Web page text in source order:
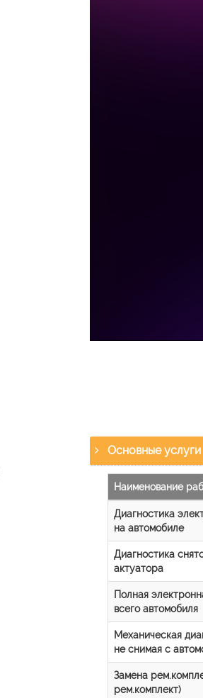
Основные услуги
Наименование
Диагностика
на автомобиле
Диагностика
актуатора
Полная
всего автомобиля
Механическая
не снимая с
Замена
рем.комплект)